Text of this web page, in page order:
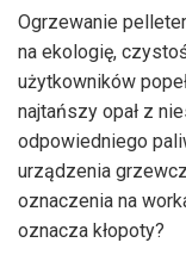
Ogrzewanie
na ekologię,
użytkowników
najtańszy opał z
odpowiedniego
urządzenia
oznaczenia na
oznacza kłopoty?